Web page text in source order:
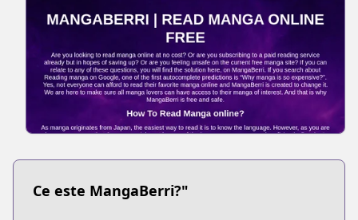
Ce este MangaBerri?"